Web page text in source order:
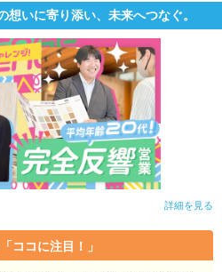
就活コラム
お役立ち記事・相談室など
就活チャンネル
動画で対策講座をチェック
よくある質問
不明点があればこちら
いに寄り添い、未来へつなぐ。
詳細を見る
「ココに注目！」